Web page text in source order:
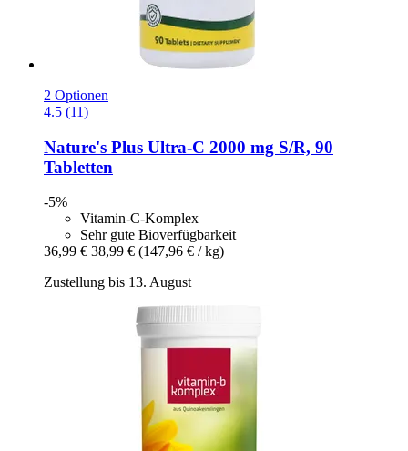
2 Optionen
4.5 (11)
Nature's Plus Ultra-​C 2000 mg S/R, 90
Tabletten
-5%
Vitamin-C-Komplex
Sehr gute Bioverfügbarkeit
36,99 € 38,99 € (147,96 € / kg)
Zustellung bis 13. August